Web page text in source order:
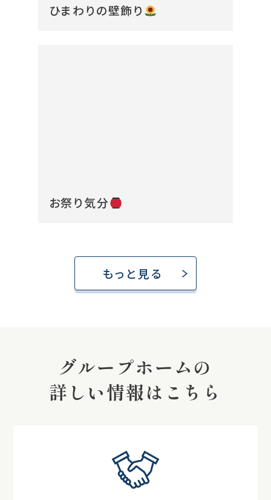
ひまわりの壁飾り
お祭り気分
もっと見る
グループホームの
詳しい情報はこちら